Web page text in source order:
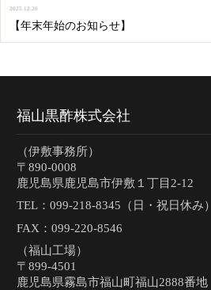
【年末年始のお知らせ】
2025.12.20
福山黒酢株式会社
（伊敷事務所）
〒890-0008
鹿児島県鹿児島市伊敷１丁目2-12
TEL：099-218-8345（日・祝日休み）
FAX：099-220-8546
（福山工場）
〒899-4501
鹿児島県霧島市福山町福山2888番地